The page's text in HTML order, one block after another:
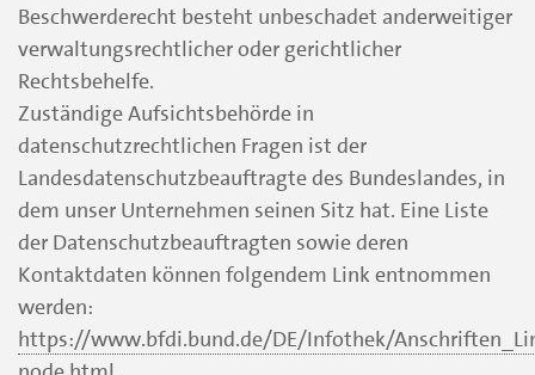
Beschwerderecht besteht unbeschadet anderweitiger
verwaltungsrechtlicher oder gerichtlicher
Rechtsbehelfe.
Zuständige Aufsichtsbehörde in
datenschutzrechtlichen Fragen ist der
Landesdatenschutzbeauftragte des Bundeslandes, in
dem unser Unternehmen seinen Sitz hat. Eine Liste
der Datenschutzbeauftragten sowie deren
Kontaktdaten können folgendem Link entnommen
werden:
https://www.bfdi.bund.de/DE/Infothek/